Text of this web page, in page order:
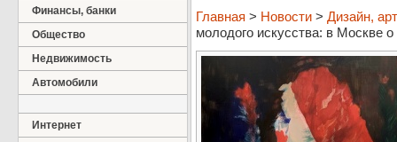
Финансы, банки
Общество
Недвижимость
Автомобили
Интернет
Главная > Новости > Дизайн, арт
молодого искусства: в Москве о